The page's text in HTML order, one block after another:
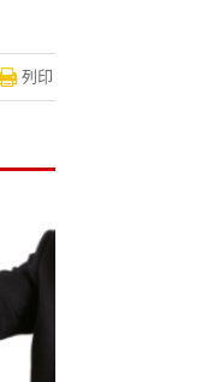
列印